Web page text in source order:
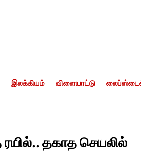
இலக்கியம் விளையாட்டு
தகாத செயலில்